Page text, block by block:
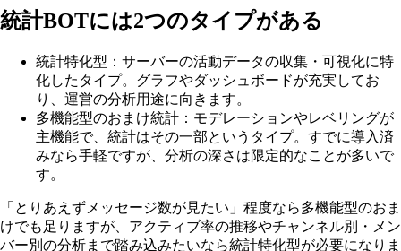
統計BOTには2つのタイプがある
統計特化型：サーバーの活動データの収集・可視化に特
化したタイプ。グラフやダッシュボードが充実してお
り、運営の分析用途に向きます。
多機能型のおまけ統計：モデレーションやレベリングが
主機能で、統計はその一部というタイプ。すでに導入済
みなら手軽ですが、分析の深さは限定的なことが多いで
す。
「とりあえずメッセージ数が見たい」程度なら多機能型のおま
けでも足りますが、アクティブ率の推移やチャンネル別・メン
バー別の分析まで踏み込みたいなら統計特化型が必要になりま